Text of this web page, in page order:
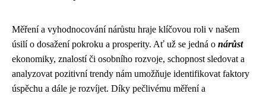
Měření a vyhodnocování nárůstu hraje klíčovou roli v našem
úsilí o dosažení pokroku a prosperity. Ať už se jedná o nárůst
ekonomiky, znalostí či osobního rozvoje, schopnost sledovat a
analyzovat pozitivní trendy nám umožňuje identifikovat faktory
úspěchu a dále je rozvíjet. Díky pečlivému měření a